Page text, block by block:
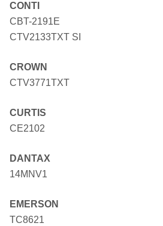
CONTI
CBT-2191E
CTV2133TXT SI
CROWN
CTV3771TXT
CURTIS
CE2102
DANTAX
14MNV1
EMERSON
TC8621